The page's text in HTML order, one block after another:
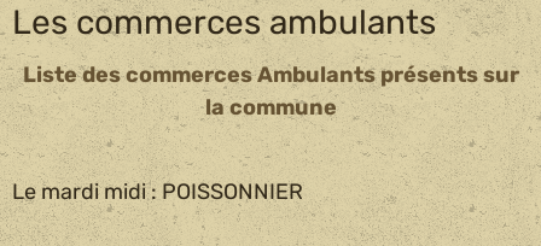
Les commerces ambulants
Liste des commerces Ambulants présents sur
la commune
Le mardi midi : POISSONNIER